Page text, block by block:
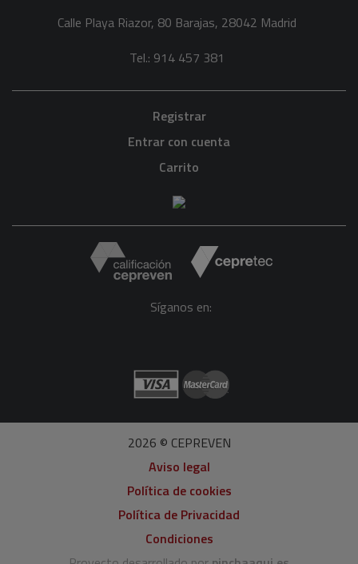
Calle Playa Riazor, 80 Barajas, 28042 Madrid
Tel.: 914 457 381
Registrar
Entrar con cuenta
Carrito
Síganos en:
2026 © CEPREVEN
Aviso legal
Política de cookies
Política de Privacidad
Condiciones